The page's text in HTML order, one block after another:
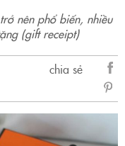
nên phổ biến, nhiều
(gift receipt)
chia sẻ
sẻ